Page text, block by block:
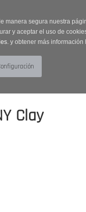
manera segura nuestra
y aceptar el uso de
y obtener más información
Clay